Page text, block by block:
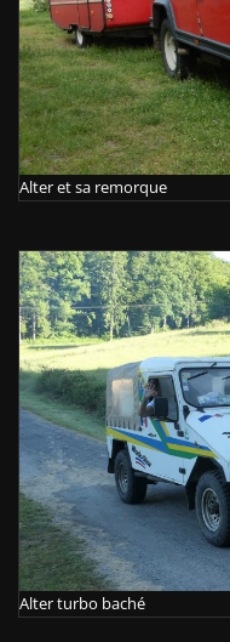
Alter et sa remorque
Alter turbo baché